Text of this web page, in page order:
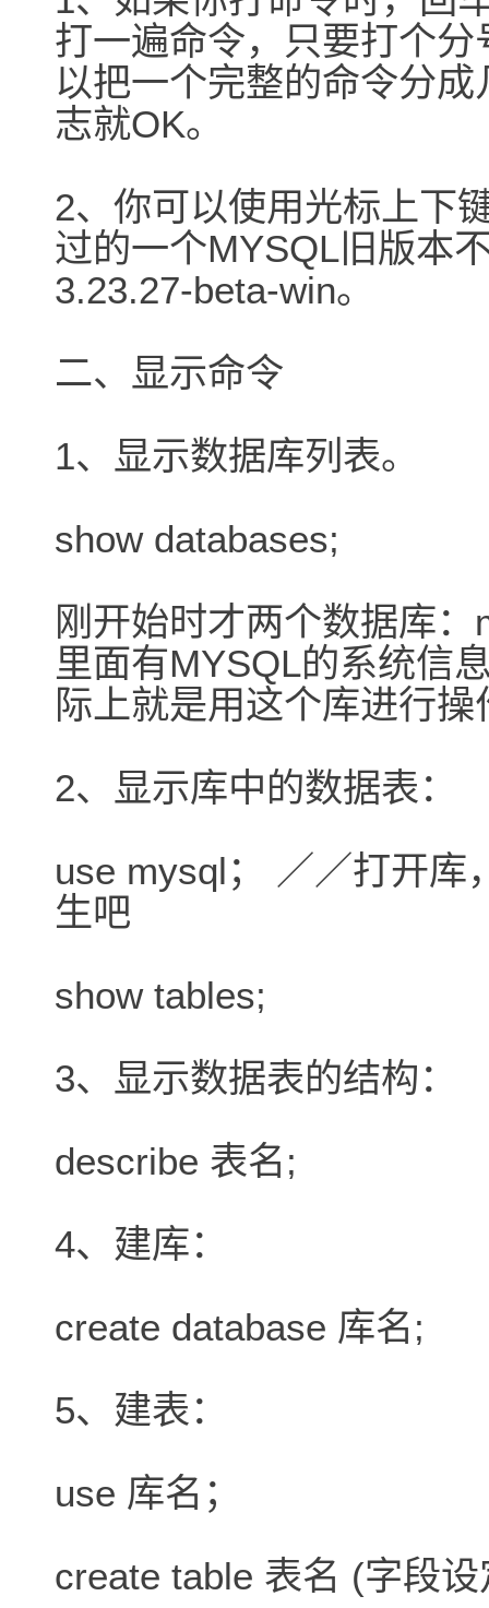
打一遍命令，只要打个
以把一个完整的命令分
志就OK。
2、你可以使用光标上下
过的一个MYSQL旧版本
3.23.27-beta-win。
二、显示命令
1、显示数据库列表。
show databases;
刚开始时才两个数据库
里面有MYSQL的系统信
际上就是用这个库进行操
2、显示库中的数据表：
use mysql； ／／打开库
生吧
show tables;
3、显示数据表的结构：
describe 表名;
4、建库：
create database 库名;
5、建表：
use 库名；
create table 表名 (字段